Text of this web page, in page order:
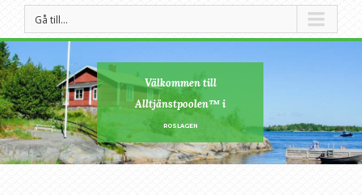
Gå till…
Välkommen till
Alltjänstpoolen™ i
ROSLAGEN